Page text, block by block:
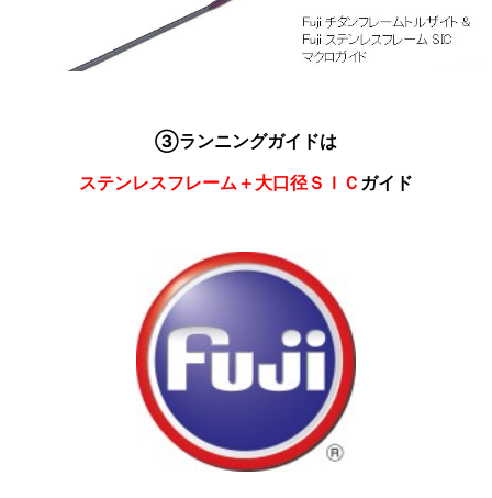
③ランニングガイドは
ステンレスフレーム＋大口径ＳＩＣ ガイド